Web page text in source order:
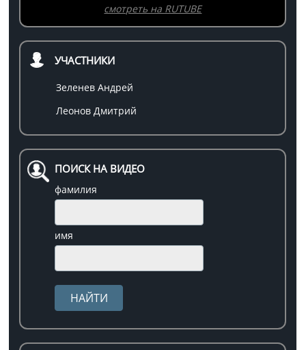
смотреть на RUTUBE
УЧАСТНИКИ
Зеленев Андрей
Леонов Дмитрий
ПОИСК НА ВИДЕО
фамилия
имя